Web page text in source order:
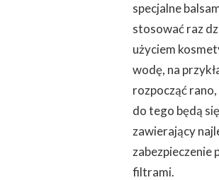
specjalne
stosować raz
użyciem
wodę, na
rozpocząć
do tego będą
zawierający
zabezpieczenie
filtrami.